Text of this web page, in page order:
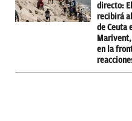
directo:
recibirá
de Ceuta
en la